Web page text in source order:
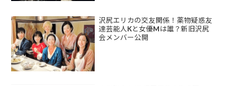
沢尻エリカの交友関係！薬物疑惑友
達芸能人Kと女優Mは誰？新旧沢尻
会メンバー公開